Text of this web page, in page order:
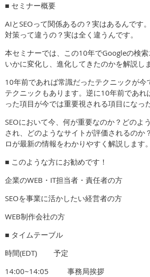
■ セミナー概要
AIとSEOって関係あるの？実はあるんです
対策って違うの？実は全く違うんです。
本セミナーでは、この10年でGoogleの検
いかに変化し、進化してきたのかを解説しま
10年前であれば常識だったテクニックが今
テクニックもあります。逆に10年前であれ
った項目が今では重要視される項目になっ
SEOにおいて今、何が重要なのか？どのよ
され、どのようなサイトが評価されるのか
ロが最新の情報をわかりやすく解説します。
■ このような方にお勧めです！
企業のWEB・IT担当者・責任者の方
SEOを事業に活かしたい経営者の方
WEB制作会社の方
■ タイムテーブル
時間(EDT) 予定
14:00~14:05 事務局挨拶